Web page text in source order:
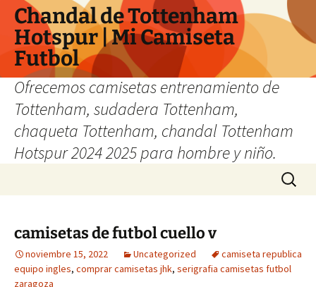
Chandal de Tottenham
Hotspur | Mi Camiseta
Futbol
Ofrecemos camisetas entrenamiento de
Tottenham, sudadera Tottenham,
chaqueta Tottenham, chandal Tottenham
Hotspur 2024 2025 para hombre y niño.
Buscar:
camisetas de futbol cuello v
noviembre 15, 2022 Uncategorized
camiseta republica
equipo ingles, comprar camisetas jhk, serigrafia camisetas futbol
zaragoza